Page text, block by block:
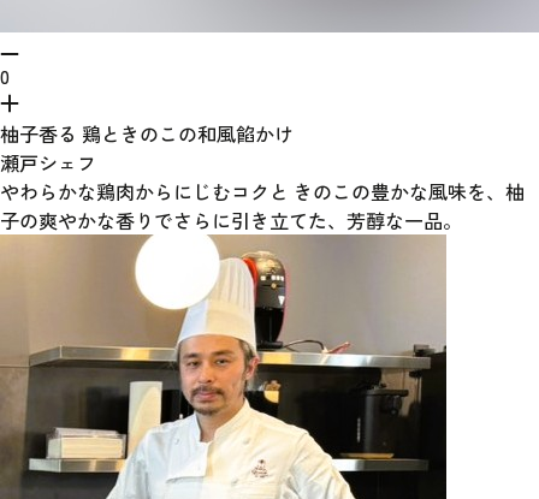
0
柚子香る 鶏ときのこの和風餡かけ
瀬戸シェフ
やわらかな鶏肉からにじむコクと きのこの豊かな風味を、柚
子の爽やかな香りでさらに引き立てた、芳醇な一品。